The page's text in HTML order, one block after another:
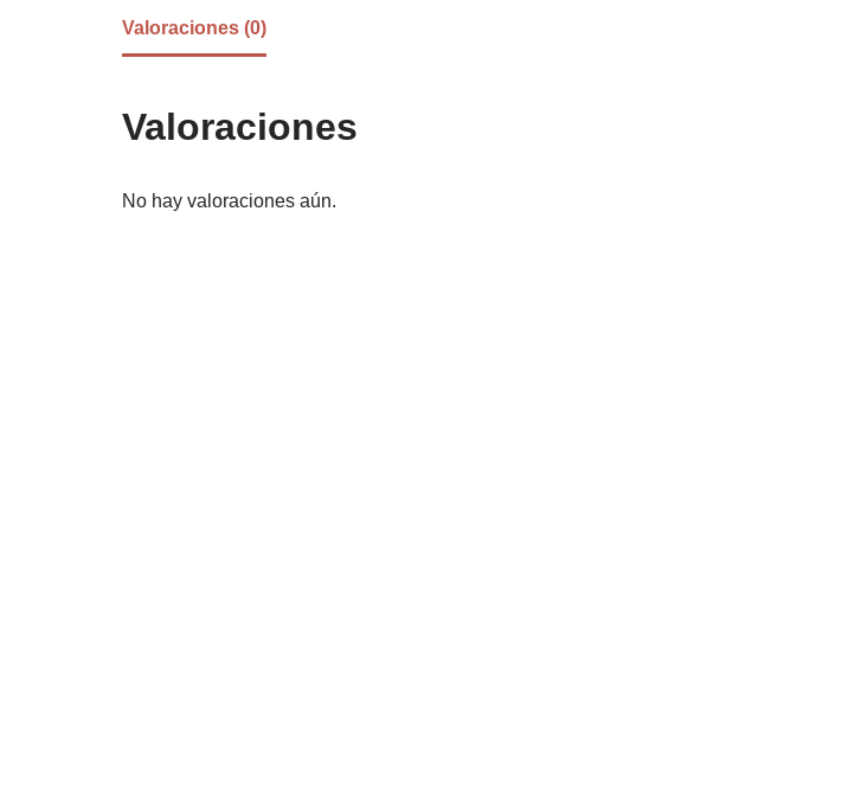
Valoraciones (0)
Valoraciones
No hay valoraciones aún.